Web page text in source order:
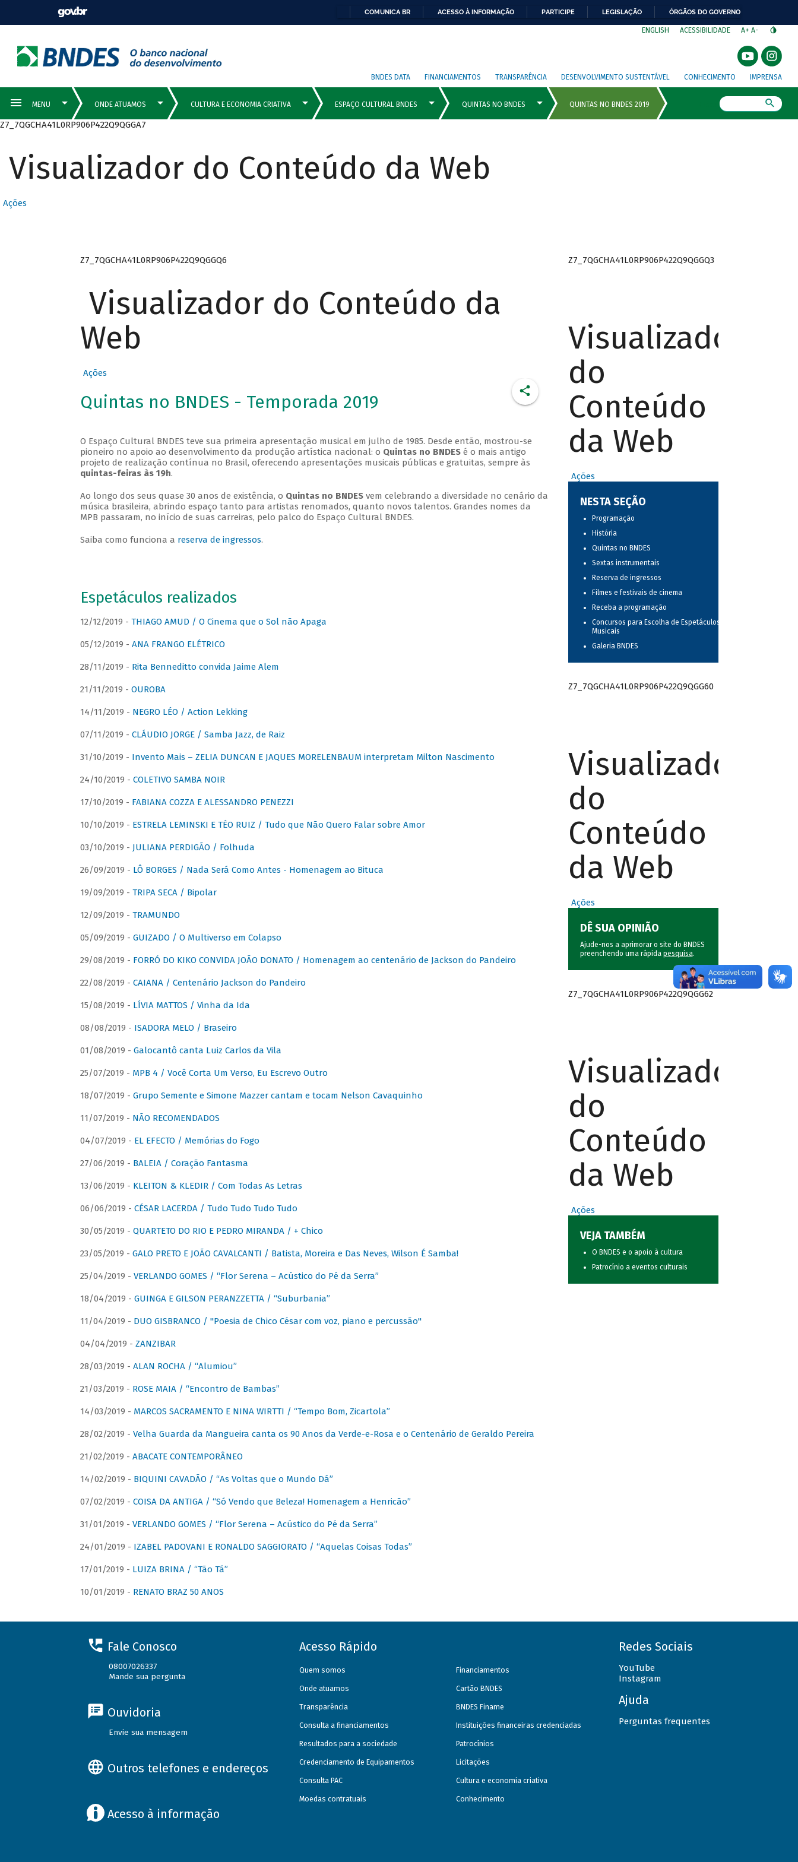
COMUNICA BR ACESSO À INFORMAÇÃO PARTICIPE LEGISLAÇÃO ÓRGÃOS DO GOVERNO
ENGLISH ACESSIBILIDADE A+ A-
BNDES DATA FINANCIAMENTOS TRANSPARÊNCIA DESENVOLVIMENTO SUSTENTÁVEL CONHECIMENTO IMPRENSA
Z7_7QGCHA41L0RP906P422Q9QGGA7
Visualizador do Conteúdo da Web
Ações
Z7_7QGCHA41L0RP906P422Q9QGGQ6
Visualizador do Conteúdo da
Web
Ações
Quintas no BNDES - Temporada 2019
O Espaço Cultural BNDES teve sua primeira apresentação musical em julho de 1985. Desde então, mostrou-se
pioneiro no apoio ao desenvolvimento da produção artística nacional: o Quintas no BNDESé o mais antigo
projeto de realização contínua no Brasil, oferecendo apresentações musicais públicas e gratuitas, sempre às
quintas-feiras às 19h.
Ao longo dos seus quase 30 anos de existência, o Quintas no BNDESvem celebrando a diversidade no cenário da
música brasileira, abrindo espaço tanto para artistas renomados, quanto novos talentos. Grandes nomes da
MPB passaram, no início de suas carreiras, pelo palco do Espaço Cultural BNDES.
Saiba como funciona a reserva de ingressos.
Espetáculos realizados
12/12/2019 - THIAGO AMUD / O Cinema que o Sol não Apaga
05/12/2019 - ANA FRANGO ELÉTRICO
28/11/2019 - Rita Benneditto convida Jaime Alem
21/11/2019 - OUROBA
14/11/2019 - NEGRO LÉO / Action Lekking
07/11/2019 - CLÁUDIO JORGE / Samba Jazz, de Raiz
31/10/2019 - Invento Mais – ZELIA DUNCAN E JAQUES MORELENBAUM interpretam Milton Nascimento
24/10/2019 - COLETIVO SAMBA NOIR
17/10/2019 - FABIANA COZZA E ALESSANDRO PENEZZI
10/10/2019 - ESTRELA LEMINSKI E TÉO RUIZ / Tudo que Não Quero Falar sobre Amor
03/10/2019 - JULIANA PERDIGÃO / Folhuda
26/09/2019 - LÔ BORGES / Nada Será Como Antes - Homenagem ao Bituca
19/09/2019 - TRIPA SECA / Bipolar
12/09/2019 - TRAMUNDO
05/09/2019 - GUIZADO / O Multiverso em Colapso
29/08/2019 - FORRÓ DO KIKO CONVIDA JOÃO DONATO / Homenagem ao centenário de Jackson do Pandeiro
22/08/2019 - CAIANA / Centenário Jackson do Pandeiro
15/08/2019 - LÍVIA MATTOS / Vinha da Ida
08/08/2019 - ISADORA MELO / Braseiro
01/08/2019 - Galocantô canta Luiz Carlos da Vila
25/07/2019 - MPB 4 / Você Corta Um Verso, Eu Escrevo Outro
18/07/2019 - Grupo Semente e Simone Mazzer cantam e tocam Nelson Cavaquinho
11/07/2019 - NÃO RECOMENDADOS
04/07/2019 - EL EFECTO / Memórias do Fogo
27/06/2019 - BALEIA / Coração Fantasma
13/06/2019 - KLEITON & KLEDIR / Com Todas As Letras
06/06/2019 - CÉSAR LACERDA / Tudo Tudo Tudo Tudo
30/05/2019 - QUARTETO DO RIO E PEDRO MIRANDA / + Chico
23/05/2019 - GALO PRETO E JOÃO CAVALCANTI / Batista, Moreira e Das Neves, Wilson É Samba!
25/04/2019 - VERLANDO GOMES / “Flor Serena – Acústico do Pé da Serra”
18/04/2019 - GUINGA E GILSON PERANZZETTA / “Suburbania”
11/04/2019 - DUO GISBRANCO / "Poesia de Chico César com voz, piano e percussão"
04/04/2019 - ZANZIBAR
28/03/2019 - ALAN ROCHA / “Alumiou”
21/03/2019 - ROSE MAIA / “Encontro de Bambas”
14/03/2019 - MARCOS SACRAMENTO E NINA WIRTTI / “Tempo Bom, Zicartola”
28/02/2019 - Velha Guarda da Mangueira canta os 90 Anos da Verde-e-Rosa e o Centenário de Geraldo Pereira
21/02/2019 - ABACATE CONTEMPORÂNEO
14/02/2019 - BIQUINI CAVADÃO / “As Voltas que o Mundo Dá”
07/02/2019 - COISA DA ANTIGA / “Só Vendo que Beleza! Homenagem a Henricão”
31/01/2019 - VERLANDO GOMES / “Flor Serena – Acústico do Pé da Serra”
24/01/2019 - IZABEL PADOVANI E RONALDO SAGGIORATO / “Aquelas Coisas Todas”
17/01/2019 - LUIZA BRINA / “Tão Tá”
10/01/2019 - RENATO BRAZ 50 ANOS
Z7_7QGCHA41L0RP906P422Q9QGGQ3
Visualizador
do
Conteúdo
da Web
Ações
NESTA SEÇÃO
Programação
História
Quintas no BNDES
Sextas instrumentais
Reserva de ingressos
Filmes e festivais de cinema
Receba a programação
Concursos para Escolha de Espetáculos
Musicais
Galeria BNDES
Z7_7QGCHA41L0RP906P422Q9QGG60
Visualizador
do
Conteúdo
da Web
Ações
DÊ SUA OPINIÃO
Ajude-nos a aprimorar o site do BNDES
preenchendo uma rápida pesquisa.
Z7_7QGCHA41L0RP906P422Q9QGG62
Visualizador
do
Conteúdo
da Web
Ações
VEJA TAMBÉM
O BNDES e o apoio à cultura
Patrocínio a eventos culturais
Fale Conosco
08007026337
Mande sua pergunta
Ouvidoria
Envie sua mensagem
Outros telefones e endereços
Acesso à informação
Acesso Rápido
Quem somos
Onde atuamos
Transparência
Consulta a financiamentos
Resultados para a sociedade
Credenciamento de Equipamentos
Consulta PAC
Moedas contratuais
Financiamentos
Cartão BNDES
BNDES Finame
Instituições financeiras credenciadas
Patrocínios
Licitações
Cultura e economia criativa
Conhecimento
Redes Sociais
YouTube
Instagram
Ajuda
Perguntas frequentes